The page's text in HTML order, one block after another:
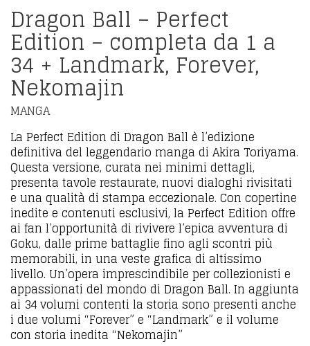
Dragon Ball – Perfect
Edition – completa da 1 a
34 + Landmark, Forever,
Nekomajin
MANGA
La Perfect Edition di Dragon Ball è l’edizione
definitiva del leggendario manga di Akira Toriyama.
Questa versione, curata nei minimi dettagli,
presenta tavole restaurate, nuovi dialoghi rivisitati
e una qualità di stampa eccezionale. Con copertine
inedite e contenuti esclusivi, la Perfect Edition offre
ai fan l’opportunità di rivivere l’epica avventura di
Goku, dalle prime battaglie fino agli scontri più
memorabili, in una veste grafica di altissimo
livello. Un’opera imprescindibile per collezionisti e
appassionati del mondo di Dragon Ball. In aggiunta
ai 34 volumi contenti la storia sono presenti anche
i due volumi “Forever” e “Landmark” e il volume
con storia inedita “Nekomajin”